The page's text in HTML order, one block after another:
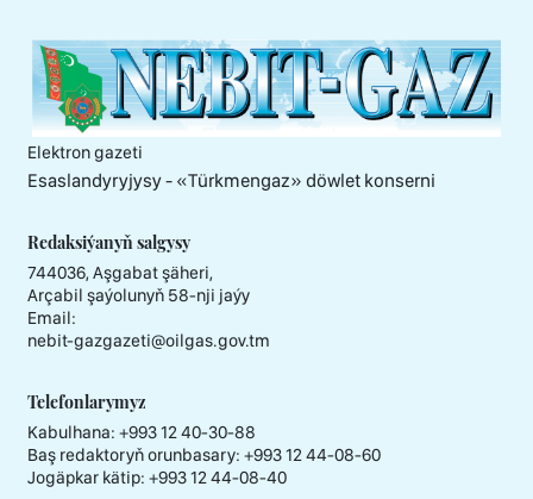
Elektron gazeti
Esaslandyryjysy - «Тürkmengaz» döwlet konserni
Redaksiýanyň salgysy
744036, Aşgabat şäheri,
Arçabil şaýolunyň 58-nji jaýy
Email:
nebit-gazgazeti@oilgas.gov.tm
Telefonlarymyz
Kabulhana: +993 12 40-30-88
Baş redaktoryň orunbasary: +993 12 44-08-60
Jogäpkar kätip: +993 12 44-08-40